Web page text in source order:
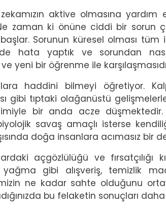
aktive olmasına
zaman ki önüne ciddi bir sorun
Sorunun küresel olması tüm
hata yaptık ve sorundan
yeni bir öğrenme ile
haddini bilmeyi öğretiyor.
gibi tıptaki olağanüstü
bir anda acze
savaş amaçlı isterse
doğa insanlara acımasız bir
açgözlülüğü ve fırsatçılığı
yağma gibi alışveriş, temizlik
ne kadar sahte olduğunu
bu felaketin sonuçları daha